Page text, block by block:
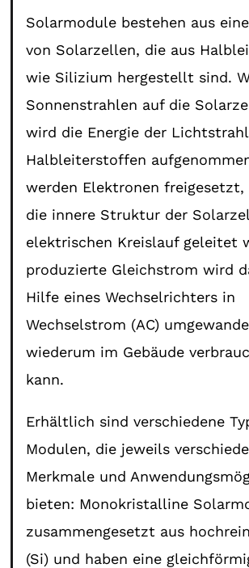
Solarmodule bestehen aus
von Solarzellen, die aus
wie Silizium hergestellt sind.
Sonnenstrahlen auf die
wird die Energie der
Halbleiterstoffen
werden Elektronen freigesetzt,
die innere Struktur der
elektrischen Kreislauf geleitet
produzierte Gleichstrom wird
Hilfe eines Wechselrichters in
Wechselstrom (AC)
wiederum im Gebäude
kann.
Erhältlich sind verschiedene
Modulen, die jeweils
Merkmale und
bieten: Monokristalline
zusammengesetzt aus
(Si) und haben eine